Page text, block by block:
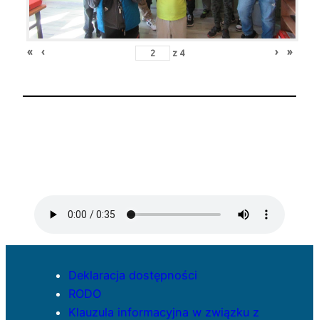
« ‹ z 4 › »
Deklaracja dostępności
RODO
Klauzula informacyjna w związku z